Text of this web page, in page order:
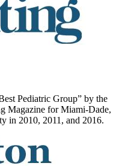
Pediatric Group” by the
Magazine for Miami-Dade,
in 2010, 2011, and 2016.